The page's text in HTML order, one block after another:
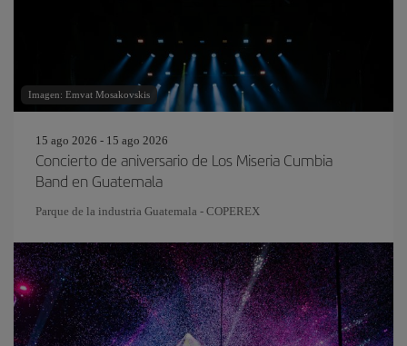
Imagen: Emvat Mosakovskis
15 ago 2026 - 15 ago 2026
Concierto de aniversario de Los Miseria Cumbia
Band en Guatemala
Parque de la industria Guatemala - COPEREX